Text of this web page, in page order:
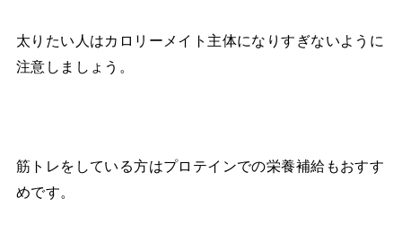
太りたい人はカロリーメイト主体になりすぎないように
注意しましょう。
筋トレをしている方はプロテインでの栄養補給もおすす
めです。